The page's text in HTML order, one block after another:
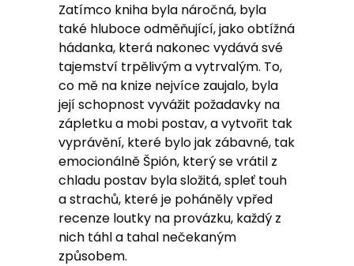
Zatímco kniha byla náročná, byla
také hluboce odměňující, jako obtížná
hádanka, která nakonec vydává své
tajemství trpělivým a vytrvalým. To,
co mě na knize nejvíce zaujalo, byla
její schopnost vyvážit požadavky na
zápletku a mobi postav, a vytvořit tak
vyprávění, které bylo jak zábavné, tak
emocionálně Špión, který se vrátil z
chladu postav byla složitá, spleť touh
a strachů, které je poháněly vpřed
recenze loutky na provázku, každý z
nich táhl a tahal nečekaným
způsobem.